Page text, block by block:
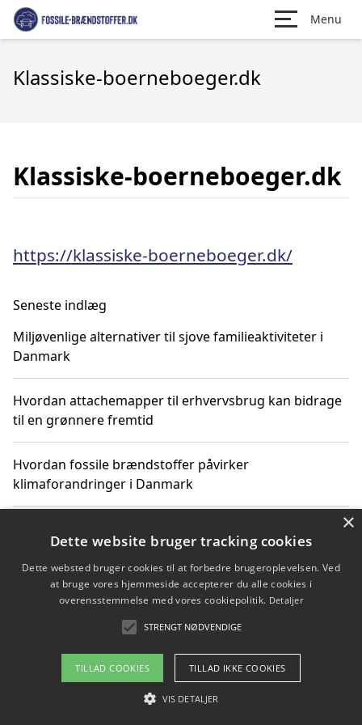
Menu
Klassiske-boerneboeger.dk
Klassiske-boerneboeger.dk
https://klassiske-boerneboeger.dk/
Seneste indlæg
Miljøvenlige alternativer til sjove familieaktiviteter i
Danmark
Hvordan attachemapper til erhvervsbrug kan bidrage
til en grønnere fremtid
Hvordan fossile brændstoffer påvirker
klimaforandringer i Danmark
klimaændringer
Hvordan citater om fossile brændstoffer kan ændre
Copyright 2026 - Pilanto Aps
Om / kontakt
×
Dette website bruger tracking cookies
Dette websted bruger cookies til at forbedre brugeroplevelsen. Ved
at bruge vores hjemmeside accepterer du alle cookies i
overensstemmelse med vores cookiepolitik. Detaljer
STRENGT NØDVENDIGE
TILLAD COOKIES TILLAD IKKE COOKIES
VIS DETALJER